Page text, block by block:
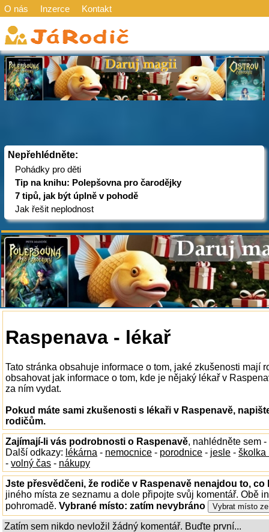
O nás Inzerce Kontakt
Nepřehlédněte:
Pohádky pro děti
Tip na knihu: Polepšovna pro čarodějky
7 tipů, jak být úplně v pohodě
Jak řešit neplodnost
Raspenava - lékař
Tato stránka obsahuje informace o tom, jaké zkušenosti mají
obsahovat jak informace o tom, kde je nějaký lékař v
za ním vydat.
Pokud máte sami zkušenosti s lékaři v Raspenavě,
rodičům.
Zajímají-li vás podrobnosti o Raspenavě, nahlédněte sem
Další odkazy: lékárna - nemocnice - porodnice - jesle - školka
- volný čas - nákupy
Jste přesvědčeni, že rodiče v Raspenavě nenajdou to, co
jiného místa ze seznamu a dole připojte svůj komentář. Obě
pohromadě. Vybrané místo: zatím nevybráno
Zatím sem nikdo nevložil žádný komentář. Buďte první...